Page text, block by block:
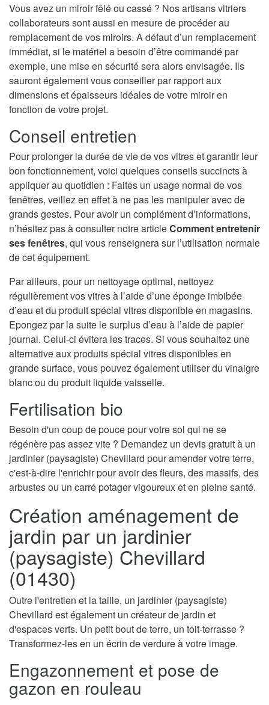
Vous avez un miroir fêlé ou cassé ? Nos artisans vitriers
collaborateurs sont aussi en mesure de procéder au
remplacement de vos miroirs. A défaut d’un remplacement
immédiat, si le matériel a besoin d’être commandé par
exemple, une mise en sécurité sera alors envisagée. Ils
sauront également vous conseiller par rapport aux
dimensions et épaisseurs idéales de votre miroir en
fonction de votre projet.
Conseil entretien
Pour prolonger la durée de vie de vos vitres et garantir leur
bon fonctionnement, voici quelques conseils succincts à
appliquer au quotidien : Faites un usage normal de vos
fenêtres, veillez en effet à ne pas les manipuler avec de
grands gestes. Pour avoir un complément d’informations,
n’hésitez pas à consulter notre articleComment entretenir
ses fenêtres, qui vous renseignera sur l’utilisation normale
de cet équipement.
Par ailleurs, pour un nettoyage optimal, nettoyez
régulièrement vos vitres à l’aide d’une éponge imbibée
d’eau et du produit spécial vitres disponible en magasins.
Epongez par la suite le surplus d’eau à l’aide de papier
journal. Celui-ci évitera les traces. Si vous souhaitez une
alternative aux produits spécial vitres disponibles en
grande surface, vous pouvez également utiliser du vinaigre
blanc ou du produit liquide vaisselle.
Fertilisation bio
Besoin d'un coup de pouce pour votre sol qui ne se
régénère pas assez vite ? Demandez un devis gratuit à un
jardinier (paysagiste) Chevillard pour amender votre terre,
c'est-à-dire l'enrichir pour avoir des fleurs, des massifs, des
arbustes ou un carré potager vigoureux et en pleine santé.
Création aménagement de
jardin par un jardinier
(paysagiste) Chevillard
(01430)
Outre l'entretien et la taille, un jardinier (paysagiste)
Chevillard est également un créateur de jardin et
d'espaces verts. Un petit bout de terre, un toit-terrasse ?
Transformez-les en un écrin de verdure à votre image.
Engazonnement et pose de
gazon en rouleau